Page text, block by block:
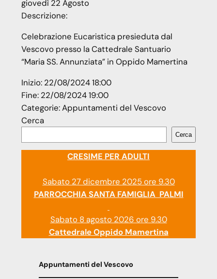
giovedì 22 Agosto
Descrizione:
Celebrazione Eucaristica presieduta dal
Vescovo presso la Cattedrale Santuario
“Maria SS. Annunziata” in Oppido Mamertina
Inizio: 22/08/2024 18:00
Fine: 22/08/2024 19:00
Categorie:Appuntamenti del Vescovo
Cerca
Cerca
CRESIME PER ADULTI
Sabato 27 dicembre 2025 ore 9.30
PARROCCHIA SANTA FAMIGLIA PALMI
Sabato 8 agosto 2026 ore 9.30
Cattedrale Oppido Mamertina
Appuntamenti del Vescovo